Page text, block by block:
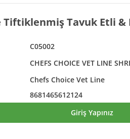
C05002
CHEFS CHOICE VET LINE
Tavuk Etli &
Chefs Choice Vet Line
8681465612124
Giriş Yapınız